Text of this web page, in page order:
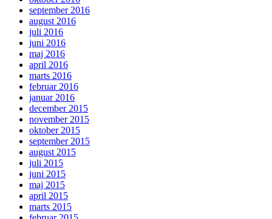
september 2016
august 2016
juli 2016
juni 2016
maj 2016
april 2016
marts 2016
februar 2016
januar 2016
december 2015
november 2015
oktober 2015
september 2015
august 2015
juli 2015
juni 2015
maj 2015
april 2015
marts 2015